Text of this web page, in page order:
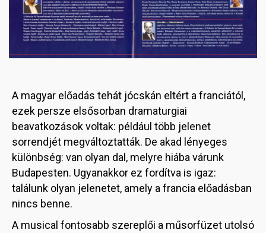
A magyar előadás tehát jócskán eltért a franciától,
ezek persze elsősorban dramaturgiai
beavatkozások voltak: például több jelenet
sorrendjét megváltoztatták. De akad lényeges
különbség: van olyan dal, melyre hiába várunk
Budapesten. Ugyanakkor ez fordítva is igaz:
találunk olyan jelenetet, amely a francia előadásban
nincs benne.
A musical fontosabb szereplői a műsorfüzet utolsó